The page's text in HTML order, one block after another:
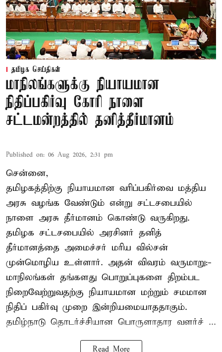
தமிழக செய்திகள்
மாநிலங்களுக்கு நியாயமான
நிதிப்பகிர்வு கோரி நாளை
சட்டமன்றத்தில் தனித்தீர்மானம்
Published on: 06 Aug 2026, 2:31 pm
சென்னை,
தமிழகத்திற்கு நியாயமான வரிப்பகிர்வை மத்திய
அரசு வழங்க வேண்டும் என்று சட்டசபையில்
நாளை அரசு தீர்மானம் கொண்டு வருகிறது.
தமிழக சட்டசபையில் அரசினர் தனித்
தீர்மானத்தை அமைச்சர் மரிய வில்சன்
முன்மொழிய உள்ளார். அதன் விவரம் வருமாறு:-
மாநிலங்கள் தங்களது பொறுப்புகளை திறம்பட
நிறைவேற்றுவதற்கு நியாயமான மற்றும் சமமான
நிதிப் பகிர்வு முறை இன்றியமையாததாகும்.
தமிழ்நாடு தொடர்ச்சியான பொருளாதார வளர்ச் ...
Read More